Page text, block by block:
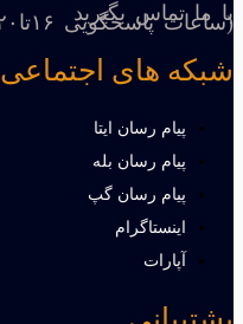
با ما تماس بگیرید
(ساعات پاسخگویی ۱۶تا۲۰)
شبکه های اجتماعی
پیام رسان ایتا
پیام رسان بله
پیام رسان گپ
اینستاگرام
آپارات